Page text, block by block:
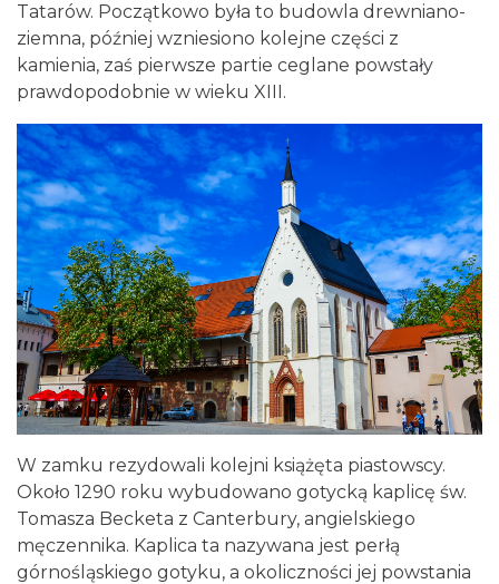
Tatarów. Początkowo była to budowla drewniano-
ziemna, później wzniesiono kolejne części z
kamienia, zaś pierwsze partie ceglane powstały
prawdopodobnie w wieku XIII.
W zamku rezydowali kolejni książęta piastowscy.
Około 1290 roku wybudowano gotycką kaplicę św.
Tomasza Becketa z Canterbury, angielskiego
męczennika. Kaplica ta nazywana jest perłą
górnośląskiego gotyku, a okoliczności jej powstania